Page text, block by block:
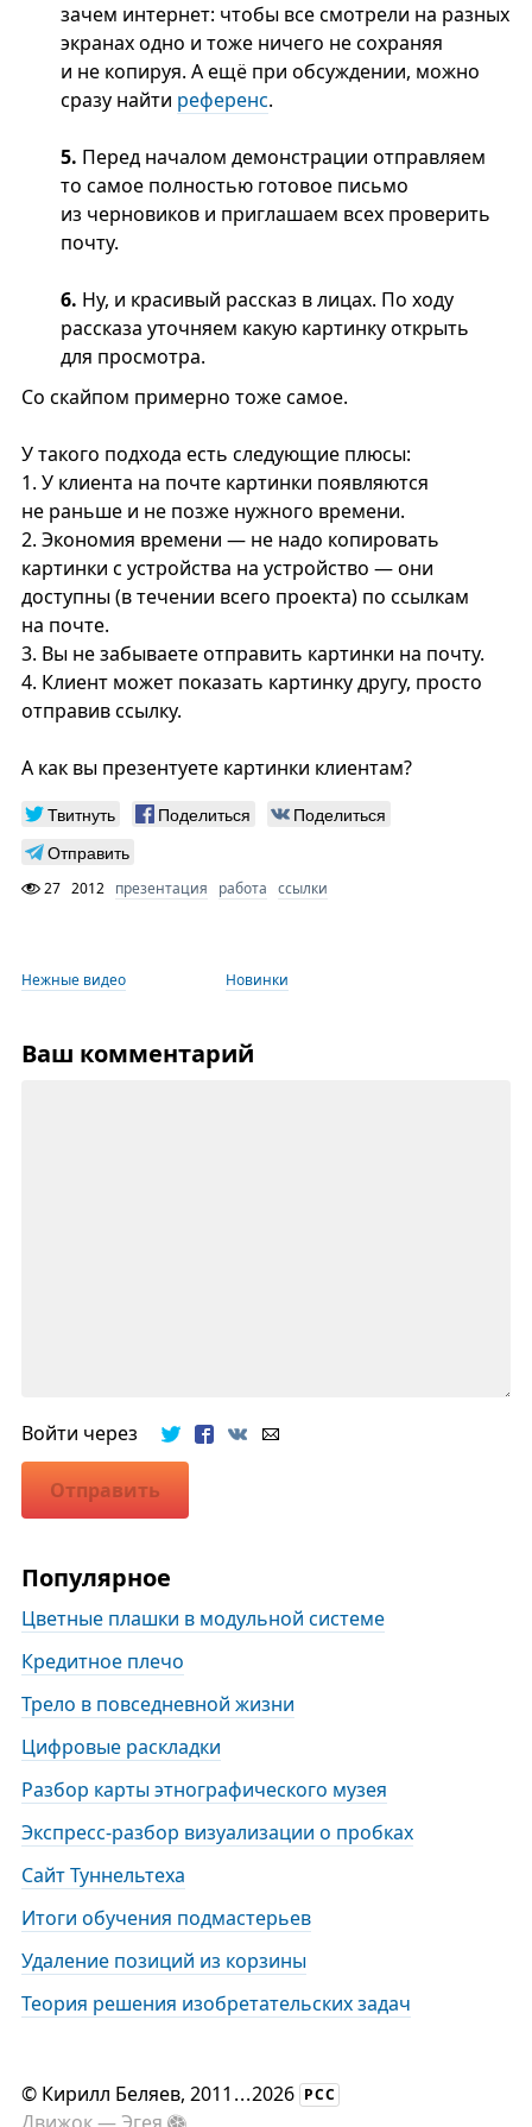
зачем интернет: чтобы все смотрели на разных
экранах одно и тоже ничего не сохраняя
и не копируя. А ещё при обсуждении, можно
сразу найти референс.
5. Перед началом демонстрации отправляем
то самое полностью готовое письмо
из черновиков и приглашаем всех проверить
почту.
6. Ну, и красивый рассказ в лицах. По ходу
рассказа уточняем какую картинку открыть
для просмотра.
Со скайпом примерно тоже самое.
У такого подхода есть следующие плюсы:
1. У клиента на почте картинки появляются
не раньше и не позже нужного времени.
2. Экономия времени — не надо копировать
картинки с устройства на устройство — они
доступны (в течении всего проекта) по ссылкам
на почте.
3. Вы не забываете отправить картинки на почту.
4. Клиент может показать картинку другу, просто
отправив ссылку.
А как вы презентуете картинки клиентам?
Твитнуть Поделиться
Поделиться
Отправить
27 2012 презентация работа ссылки
Нежные видео Новинки
Ваш комментарий
Войти через
Отправить
Популярное
Цветные плашки в модульной системе
Кредитное плечо
Трело в повседневной жизни
Цифровые раскладки
Разбор карты этнографического музея
Экспресс-разбор визуализации о пробках
Сайт Туннельтеха
Итоги обучения подмастерьев
Удаление позиций из корзины
Теория решения изобретательских задач
© Кирилл Беляев, 2011 ...2026 РСС